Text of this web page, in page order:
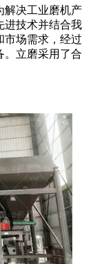
解决工业磨机产
进技术并结合我
市场需求，经过
。立磨采用了合